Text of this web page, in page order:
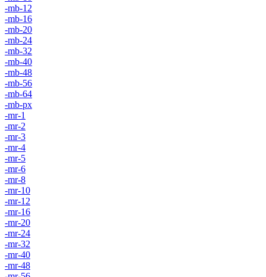
-mb-12
-mb-16
-mb-20
-mb-24
-mb-32
-mb-40
-mb-48
-mb-56
-mb-64
-mb-px
-mr-1
-mr-2
-mr-3
-mr-4
-mr-5
-mr-6
-mr-8
-mr-10
-mr-12
-mr-16
-mr-20
-mr-24
-mr-32
-mr-40
-mr-48